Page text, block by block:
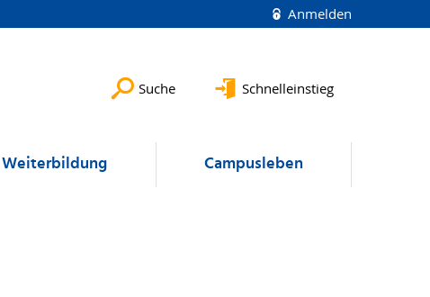
Anmelden
Suche Schnelleinstieg
Weiterbildung Campusleben